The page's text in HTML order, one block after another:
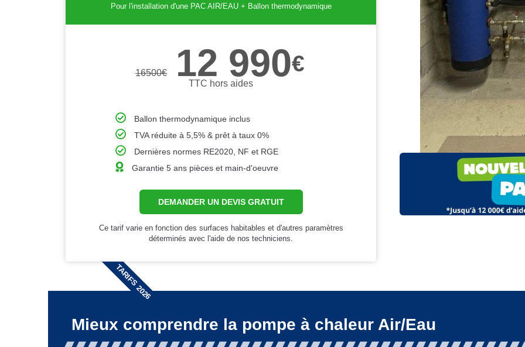
Pour l'installation d'une PAC AIR/EAU + Ballon thermodynamique
16500€ 12 990€
TTC hors aides
Ballon thermodynamique inclus
TVA réduite à 5,5% & prêt à taux 0%
Dernières normes RE2020, NF et RGE
Garantie 5 ans pièces et main-d'oeuvre
DEMANDER UN DEVIS GRATUIT
Ce tarif varie en fonction des surfaces habitables et d'autres paramètres
déterminés avec l'aide de nos techniciens.
TARIFS 2026
Mieux comprendre la pompe à chaleur Air/Eau